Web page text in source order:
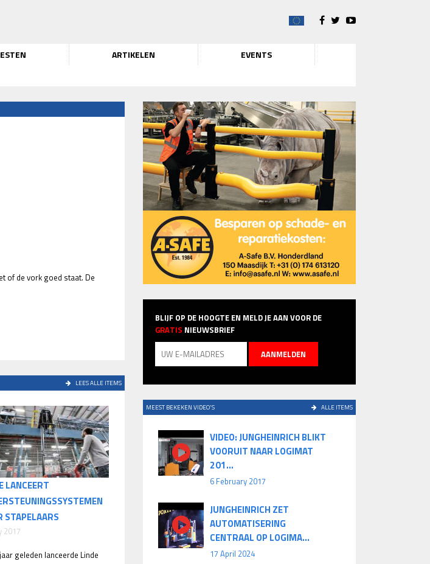
ARTIKELEN EVENTS
of de vork goed staat. De
LEES ALLE ITEMS
LANCEERT
STAPELAARS
2017
geleden lanceerde Linde
BLIJF OP DE HOOGTE EN MELD JE AAN VOOR DE
GRATIS NIEUWSBRIEF
MEEST BEKEKEN VIDEO'S ALLE ITEMS
VIDEO: JUNGHEINRICH BLIKT
VOORUIT NAAR LOGIMAT
201...
6 February 2017
JUNGHEINRICH ZET
AUTOMATISERING
CENTRAAL OP LOGIMA...
17 April 2024